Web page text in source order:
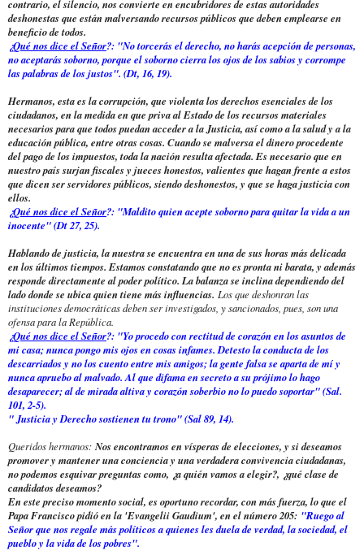
contrario, el silencio, nos convierte en encubridores de estas autoridades
deshonestas que están malversando recursos públicos que deben emplearse en
beneficio de todos.
¿Qué nos dice el Señor?: "No torcerás el derecho, no harás acepción de personas,
no aceptarás soborno, porque el soborno cierra los ojos de los sabios y corrompe
las palabras de los justos". (Dt, 16, 19).
Hermanos, esta es la corrupción, que violenta los derechos esenciales de los
ciudadanos, en la medida en que priva al Estado de los recursos materiales
necesarios para que todos puedan acceder a la Justicia, así como a la salud y a la
educación pública, entre otras cosas. Cuando se malversa el dinero procedente
del pago de los impuestos, toda la nación resulta afectada. Es necesario que en
nuestro país surjan fiscales y jueces honestos, valientes que hagan frente a estos
que dicen ser servidores públicos, siendo deshonestos, y que se haga justicia con
ellos.
¿Qué nos dice el Señor?: "Maldito quien acepte soborno para quitar la vida a un
inocente" (Dt 27, 25).
Hablando de justicia, la nuestra se encuentra en una de sus horas más delicada
en los últimos tiempos. Estamos constatando que no es pronta ni barata, y además
responde directamente al poder político. La balanza se inclina dependiendo del
lado donde se ubica quien tiene más influencias. Los que deshonran las
instituciones democráticas deben ser investigados, y sancionados, pues, son una
ofensa para la República.
¿Qué nos dice el Señor?: "Yo procedo con rectitud de corazón en los asuntos de
mi casa; nunca pongo mis ojos en cosas infames. Detesto la conducta de los
descarriados y no los cuento entre mis amigos; la gente falsa se aparta de mí y
nunca apruebo al malvado. Al que difama en secreto a su prójimo lo hago
desaparecer; al de mirada altiva y corazón soberbio no lo puedo soportar" (Sal.
101, 2-5).
" Justicia y Derecho sostienen tu trono" (Sal 89, 14).
Queridos hermanos: Nos encontramos en vísperas de elecciones, y si deseamos
promover y mantener una conciencia y una verdadera convivencia ciudadanas,
no podemos esquivar preguntas como, ¿a quién vamos a elegir?, ¿qué clase de
candidatos deseamos?
En este preciso momento social, es oportuno recordar, con más fuerza, lo que el
Papa Francisco pidió en la 'Evangelii Gaudium', en el número 205: "Ruego al
Señor que nos regale más políticos a quienes les duela de verdad, la sociedad, el
pueblo y la vida de los pobres".